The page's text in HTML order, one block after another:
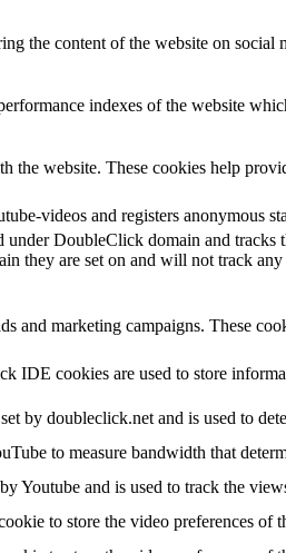
the content of the website on social
indexes of the website
the website. These cookies help
videos and registers anonymous
DoubleClick domain and tracks
they are set on and will not track
and marketing campaigns. These
IDE cookies are used to store
by doubleclick.net and is used to
to measure bandwidth that
Youtube and is used to track the
to store the video preferences of